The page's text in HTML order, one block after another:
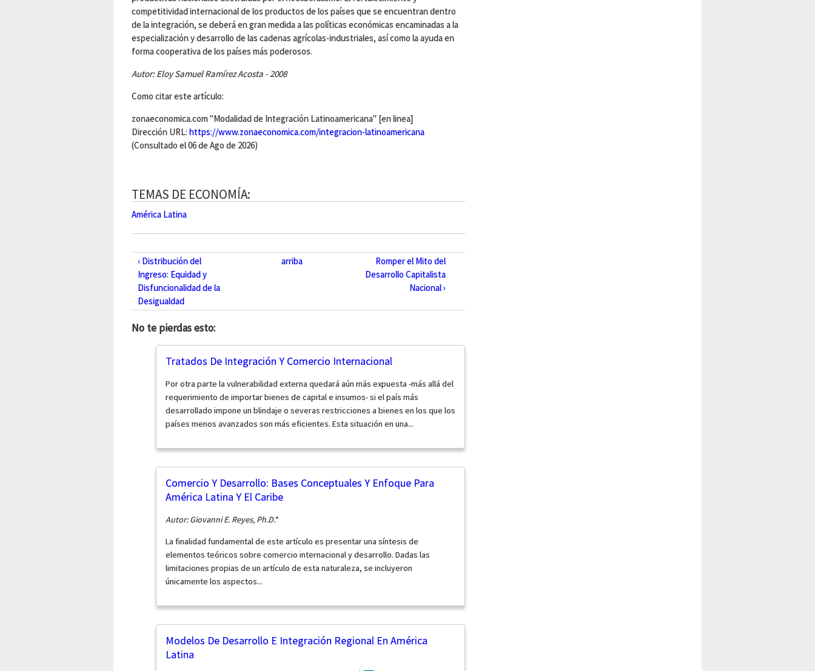
competitividad internacional de los productos de los países que se encuentran dentro
de la integración, se deberá en gran medida a las políticas económicas encaminadas a la
especialización y desarrollo de las cadenas agrícolas-industriales, así como la ayuda en
forma cooperativa de los países más poderosos.
Autor: Eloy Samuel Ramírez Acosta - 2008
Como citar este artículo:
zonaeconomica.com "Modalidad de Integración Latinoamericana" [en linea]
Dirección URL: https://www.zonaeconomica.com/integracion-latinoamericana
(Consultado el 06 de Ago de 2026)
TEMAS DE ECONOMÍA:
América Latina
‹ Distribución del
Ingreso: Equidad y
Disfuncionalidad de la
Desigualdad
arriba
Romper el Mito del
Desarrollo Capitalista
Nacional ›
No te pierdas esto:
Tratados De Integración Y Comercio Internacional
Por otra parte la vulnerabilidad externa quedará aún más expuesta -más allá del
requerimiento de importar bienes de capital e insumos- si el país más
desarrollado impone un blindaje o severas restricciones a bienes en los que los
países menos avanzados son más eficientes. Esta situación en una...
Comercio Y Desarrollo: Bases Conceptuales Y Enfoque Para
América Latina Y El Caribe
Autor: Giovanni E. Reyes, Ph.D.*
La finalidad fundamental de este artículo es presentar una síntesis de
elementos teóricos sobre comercio internacional y desarrollo. Dadas las
limitaciones propias de un artículo de esta naturaleza, se incluyeron
únicamente los aspectos...
Modelos De Desarrollo E Integración Regional En América
Latina